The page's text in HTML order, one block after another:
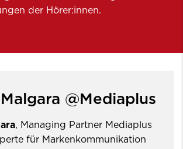
der Hörer:innen.
@Mediaplus
, Managing Partner Mediaplus
für Markenkommunikation